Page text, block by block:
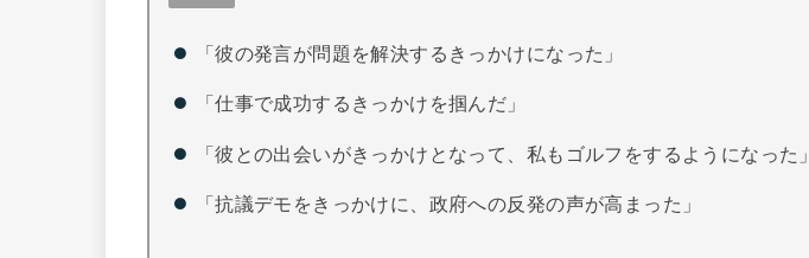
「彼の発言が問題を解決するきっかけになった」
「仕事で成功するきっかけを掴んだ」
「彼との出会いがきっかけとなって、私もゴルフをするようになった」
「抗議デモをきっかけに、政府への反発の声が高まった」